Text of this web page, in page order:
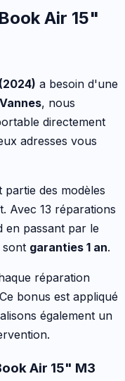
Air 15"
a besoin d'une
, nous
directement
adresses vous
partie des modèles
Avec 13 réparations
en passant par le
sont garanties 1 an.
réparation
bonus est appliqué
également un
Air 15" M3